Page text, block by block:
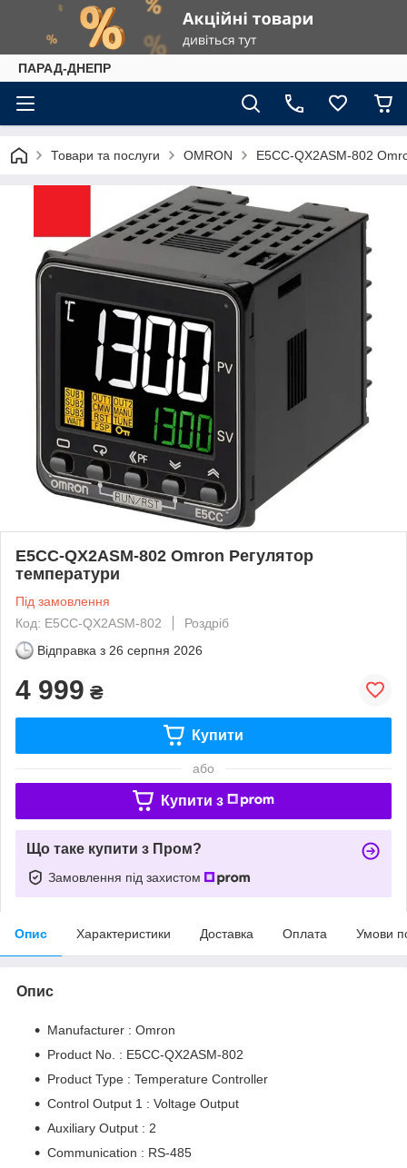
ПАРАД-ДНЕПР
Товари та послуги OMRON E5CC-QX2ASM-802
E5CC-QX2ASM-802 Omron Регулятор
температури
Під замовлення
Код: E5CC-QX2ASM-802
Роздріб
Відправка з 26 серпня 2026
4 999 ₴
Купити
або
Купити з
Що таке купити з Пром?
Замовлення під захистом
Опис Характеристики Доставка Оплата Умови
Опис
Manufacturer : Omron
Product No. : E5CC-QX2ASM-802
Product Type : Temperature Controller
Control Output 1 : Voltage Output
Auxiliary Output : 2
Communication : RS-485